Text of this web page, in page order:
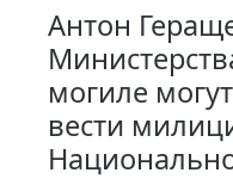
Антон
могиле
вести